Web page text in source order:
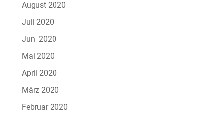
August 2020
Juli 2020
Juni 2020
Mai 2020
April 2020
März 2020
Februar 2020